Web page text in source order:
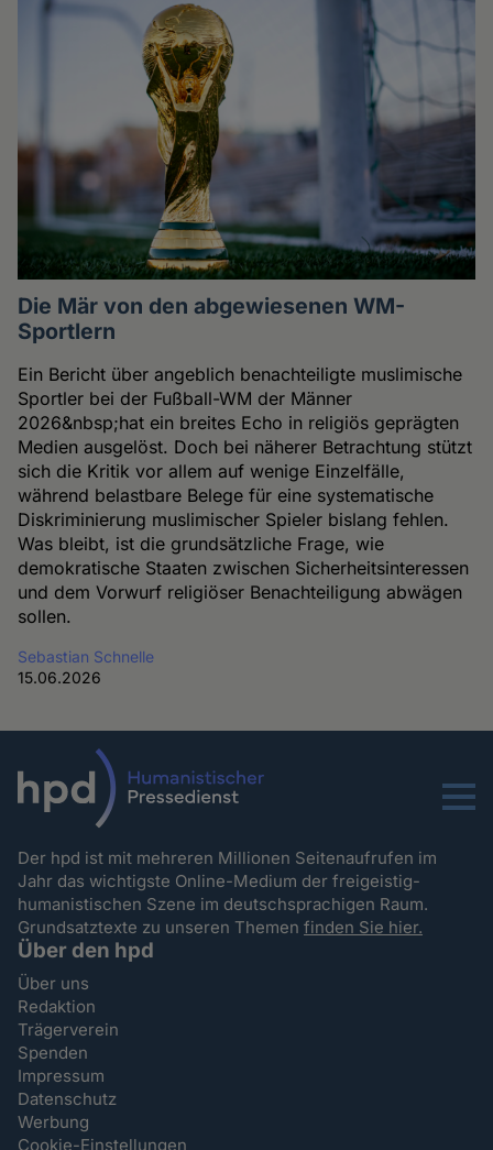
Die Mär von den abgewiesenen WM-
Sportlern
Ein Bericht über angeblich benachteiligte muslimische
Sportler bei der Fußball-WM der Männer
2026&nbsp;hat ein breites Echo in religiös geprägten
Medien ausgelöst. Doch bei näherer Betrachtung stützt
sich die Kritik vor allem auf wenige Einzelfälle,
während belastbare Belege für eine systematische
Diskriminierung muslimischer Spieler bislang fehlen.
Was bleibt, ist die grundsätzliche Frage, wie
demokratische Staaten zwischen Sicherheitsinteressen
und dem Vorwurf religiöser Benachteiligung abwägen
sollen.
Sebastian Schnelle
15.06.2026
Menu
Der hpd ist mit mehreren Millionen Seitenaufrufen im
Jahr das wichtigste Online-Medium der freigeistig-
humanistischen Szene im deutschsprachigen Raum.
Grundsatztexte zu unseren Themenfinden Sie hier.
Über den hpd
Über uns
Redaktion
Trägerverein
Spenden
Impressum
Datenschutz
Werbung
Cookie-Einstellungen